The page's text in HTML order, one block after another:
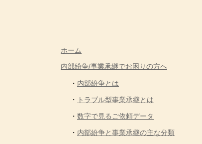
ホーム
内部紛争/事業承継でお困りの方へ
内部紛争とは
トラブル型事業承継とは
数字で見るご依頼データ
内部紛争と事業承継の主な分類